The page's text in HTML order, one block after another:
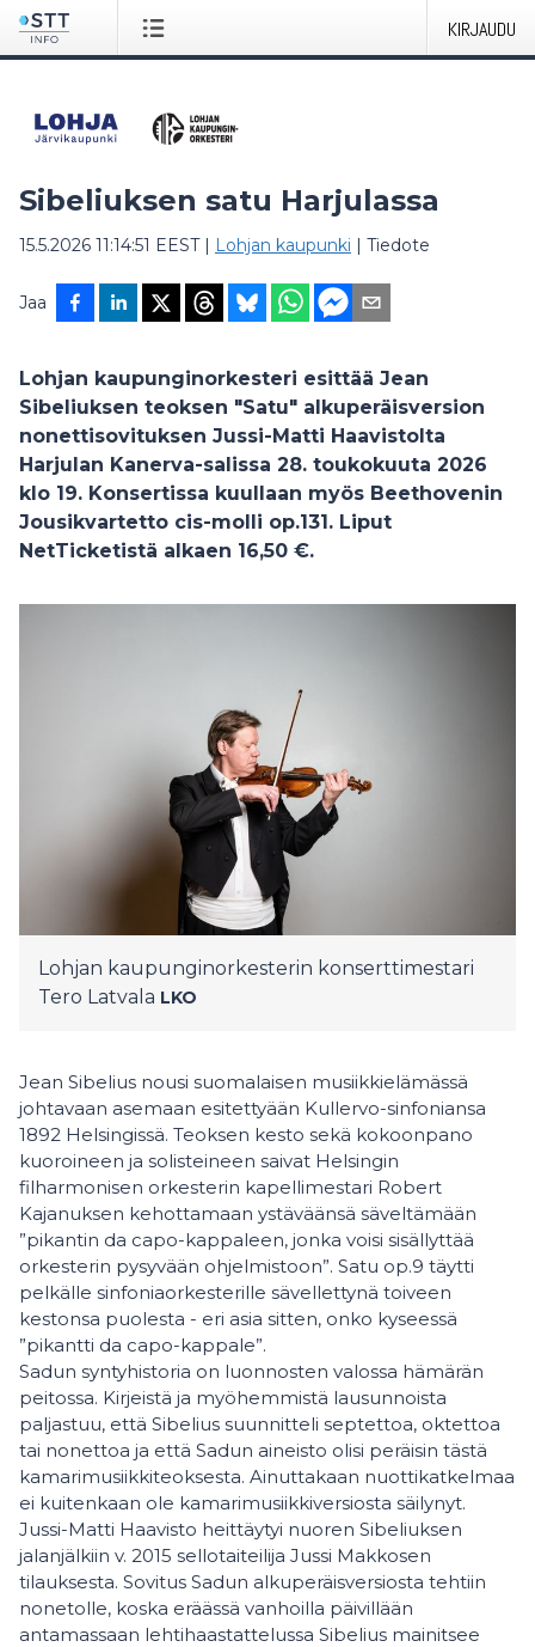
KIRJAUDU
Sibeliuksen satu Harjulassa
15.5.2026 11:14:51 EEST| Lohjan kaupunki | Tiedote
Jaa
Lohjan kaupunginorkesteri esittää Jean
Sibeliuksen teoksen "Satu" alkuperäisversion
nonettisovituksen Jussi-Matti Haavistolta
Harjulan Kanerva-salissa 28. toukokuuta 2026
klo 19. Konsertissa kuullaan myös Beethovenin
Jousikvartetto cis-molli op.131. Liput
NetTicketistä alkaen 16,50 €.
Lohjan kaupunginorkesterin konserttimestari
Tero Latvala LKO
Jean Sibelius nousi suomalaisen musiikkielämässä
johtavaan asemaan esitettyään Kullervo-sinfoniansa
1892 Helsingissä. Teoksen kesto sekä kokoonpano
kuoroineen ja solisteineen saivat Helsingin
filharmonisen orkesterin kapellimestari Robert
Kajanuksen kehottamaan ystäväänsä säveltämään
”pikantin da capo-kappaleen, jonka voisi sisällyttää
orkesterin pysyvään ohjelmistoon”. Satu op.9 täytti
pelkälle sinfoniaorkesterille sävellettynä toiveen
kestonsa puolesta - eri asia sitten, onko kyseessä
”pikantti da capo-kappale”.
Sadun syntyhistoria on luonnosten valossa hämärän
peitossa. Kirjeistä ja myöhemmistä lausunnoista
paljastuu, että Sibelius suunnitteli septettoa, oktettoa
tai nonettoa ja että Sadun aineisto olisi peräisin tästä
kamarimusiikkiteoksesta. Ainuttakaan nuottikatkelmaa
ei kuitenkaan ole kamarimusiikkiversiosta säilynyt.
Jussi-Matti Haavisto heittäytyi nuoren Sibeliuksen
jalanjälkiin v. 2015 sellotaiteilija Jussi Makkosen
tilauksesta. Sovitus Sadun alkuperäisversiosta tehtiin
nonetolle, koska eräässä vanhoilla päivillään
antamassaan lehtihaastattelussa Sibelius mainitsee